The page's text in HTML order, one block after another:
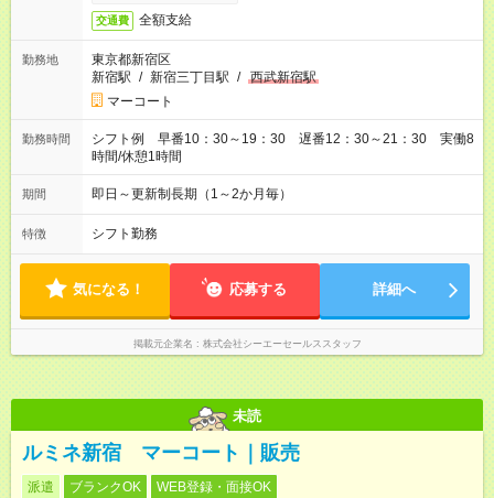
交通費 全額支給
勤務地
東京都新宿区
新宿駅 / 新宿三丁目駅 / 西武新宿駅
マーコート
勤務時間
シフト例 早番10：30～19：30 遅番12：30～21：30 実働8
時間/休憩1時間
期間 即日～更新制長期（1～2か月毎）
特徴 シフト勤務
気になる！ 応募する 詳細へ
掲載元企業名 株式会社シーエーセールススタッフ
未読
ルミネ新宿 マーコート｜販売
派遣 ブランクOK WEB登録・面接OK